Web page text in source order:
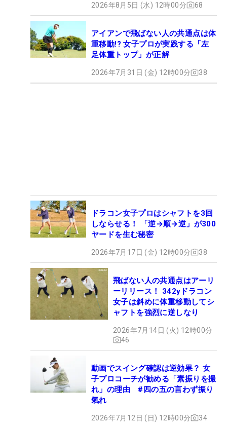
2026年8月5日 (水) 12時00分 68
アイアンで飛ばない人の共通点は体
重移動!? 女子プロが実践する「左
足体重トップ」が正解
2026年7月31日 (金) 12時00分 38
ドラコン女子プロはシャフトを3回
しならせる！ 「逆→順→逆」が300
ヤードを生む秘密
2026年7月17日 (金) 12時00分 38
飛ばない人の共通点はアーリ
ーリリース！ 342yドラコン
女子は斜めに体重移動してシ
ャフトを強烈に逆しなり
2026年7月14日 (火) 12時00分
46
動画でスイング確認は逆効果？ 女
子プロコーチが勧める「素振りを撮
れ」の理由 #四の五の言わず振り
氣れ
2026年7月12日 (日) 12時00分 34